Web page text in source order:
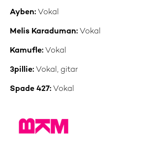
Ayben: Vokal
Melis Karaduman: Vokal
Kamufle: Vokal
3pillie: Vokal, gitar
Spade 427: Vokal